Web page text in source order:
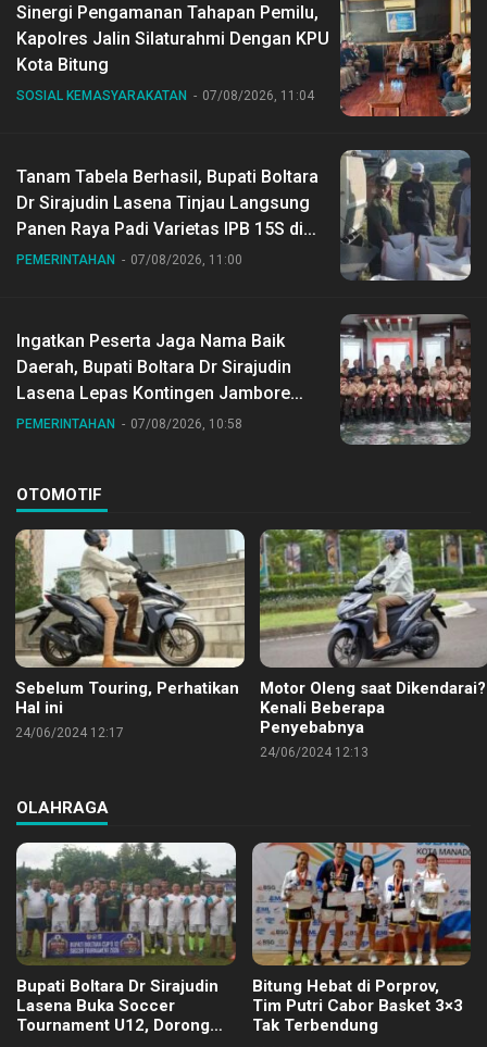
Sinergi Pengamanan Tahapan Pemilu,
Kapolres Jalin Silaturahmi Dengan KPU
Kota Bitung
SOSIAL KEMASYARAKATAN 07/08/2026, 11:04
Tanam Tabela Berhasil, Bupati Boltara
Dr Sirajudin Lasena Tinjau Langsung
Panen Raya Padi Varietas IPB 15S di
Desa Gihang
PEMERINTAHAN 07/08/2026, 11:00
Ingatkan Peserta Jaga Nama Baik
Daerah, Bupati Boltara Dr Sirajudin
Lasena Lepas Kontingen Jambore
Nasional ke XII di Buperta Cibubur
PEMERINTAHAN 07/08/2026, 10:58
OTOMOTIF
Sebelum Touring, Perhatikan
Hal ini
24/06/2024 12:17
Motor Oleng saat Dikendarai?
Kenali Beberapa
Penyebabnya
24/06/2024 12:13
OLAHRAGA
Bupati Boltara Dr Sirajudin
Lasena Buka Soccer
Tournament U12, Dorong
Bitung Hebat di Porprov,
Tim Putri Cabor Basket 3×3
Tak Terbendung